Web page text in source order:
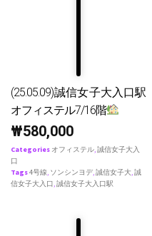
(25.05.09)誠信女子大入口駅
オフィステル7/16階
₩580,000
Categories オフィステル,誠信女子大入
口
Tags4号線, ソンシンヨデ,誠信女子大,誠
信女子大入口,誠信女子大入口駅